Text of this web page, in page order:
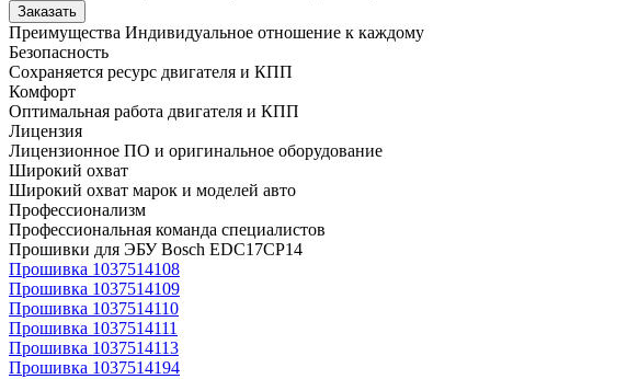
Заказать
Преимущества Индивидуальное отношение к каждому
Безопасность
Сохраняется ресурс двигателя и КПП
Комфорт
Оптимальная работа двигателя и КПП
Лицензия
Лицензионное ПО и оригинальное оборудование
Широкий охват
Широкий охват марок и моделей авто
Профессионализм
Профессиональная команда специалистов
Прошивки для ЭБУ Bosch EDC17CP14
Прошивка 1037514108
Прошивка 1037514109
Прошивка 1037514110
Прошивка 1037514111
Прошивка 1037514113
Прошивка 1037514194